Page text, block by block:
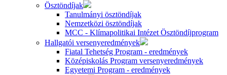
Ösztöndíjak
Tanulmányi ösztöndíjak
Nemzetközi ösztöndíjak
MCC - Klímapolitikai Intézet Ösztöndíjprogram
Hallgatói versenyeredmények
Fiatal Tehetség Program - eredmények
Középiskolás Program versenyeredmények
Egyetemi Program - eredmények